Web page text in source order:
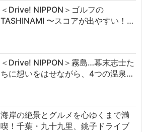
＜Drive! NIPPON＞ゴルフの
TASHINAMI 〜スコアが出やすい！…
＜Drive! NIPPON＞霧島…幕末志士た
ちに想いをはせながら、4つの温泉…
海岸の絶景とグルメを心ゆくまで満
喫！千葉・九十九里、銚子ドライブ